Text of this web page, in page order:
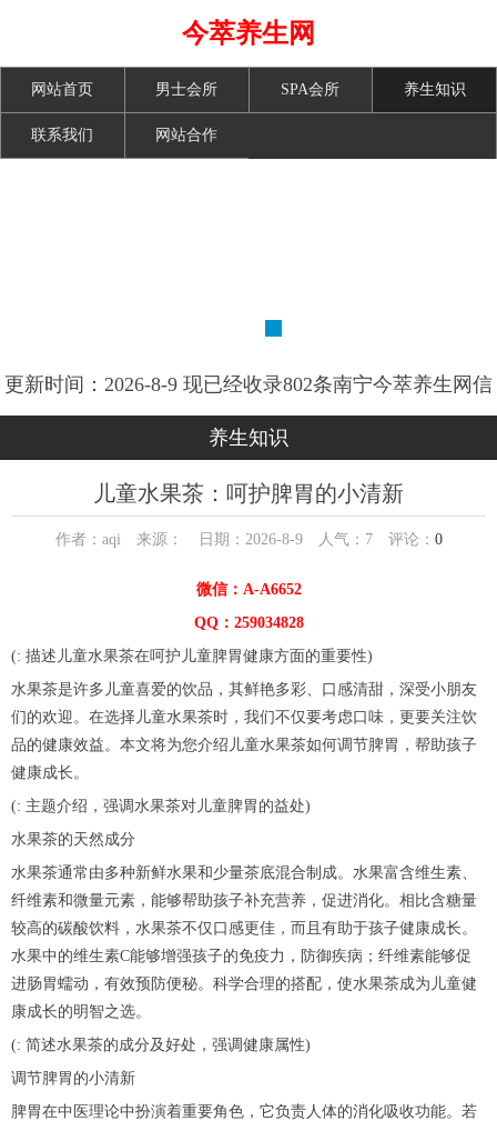
今萃养生网
网站首页 男士会所 SPA会所 养生知识
联系我们 网站合作
更新时间：2026-8-9 现已经收录802条南宁今萃养生网信
息
养生知识
儿童水果茶：呵护脾胃的小清新
作者：aqi 来源： 日期：2026-8-9 人气： 7评论： 0
微信：A-A6652
QQ：259034828
(: 描述儿童水果茶在呵护儿童脾胃健康方面的重要性)
水果茶是许多儿童喜爱的饮品，其鲜艳多彩、口感清甜，深受小朋友
们的欢迎。在选择儿童水果茶时，我们不仅要考虑口味，更要关注饮
品的健康效益。本文将为您介绍儿童水果茶如何调节脾胃，帮助孩子
健康成长。
(: 主题介绍，强调水果茶对儿童脾胃的益处)
水果茶的天然成分
水果茶通常由多种新鲜水果和少量茶底混合制成。水果富含维生素、
纤维素和微量元素，能够帮助孩子补充营养，促进消化。相比含糖量
较高的碳酸饮料，水果茶不仅口感更佳，而且有助于孩子健康成长。
水果中的维生素C能够增强孩子的免疫力，防御疾病；纤维素能够促
进肠胃蠕动，有效预防便秘。科学合理的搭配，使水果茶成为儿童健
康成长的明智之选。
(: 简述水果茶的成分及好处，强调健康属性)
调节脾胃的小清新
脾胃在中医理论中扮演着重要角色，它负责人体的消化吸收功能。若